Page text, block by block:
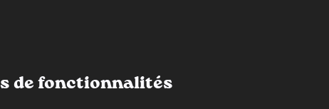
de fonctionnalités